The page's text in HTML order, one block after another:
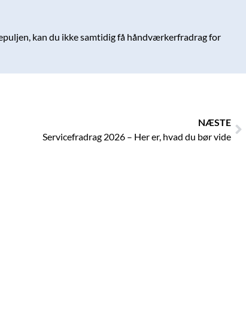
kan du ikke samtidig få håndværkerfradrag for
NÆSTE
Servicefradrag 2026 – Her er, hvad du bør vide